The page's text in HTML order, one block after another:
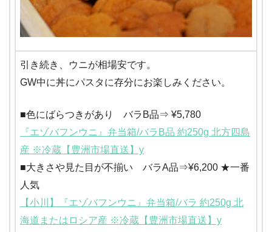
引き続き、ウニが相場安です。
GW中に丼にパスタに存分にお楽しみください。
■色にばらつきがあり バラB品⇒ ¥5,780
『エゾバフンウニ』弁当箱/バラB品 約250g 北方四島
産 ※冷蔵【豊洲市場直送】y
■大きさや見た目が不揃い バラA品⇒¥6,200 ★一番
人気
【小川】『エゾバフンウニ』弁当箱/バラ 約250g 北
海道またはロシア産 ※冷蔵【豊洲市場直送】y